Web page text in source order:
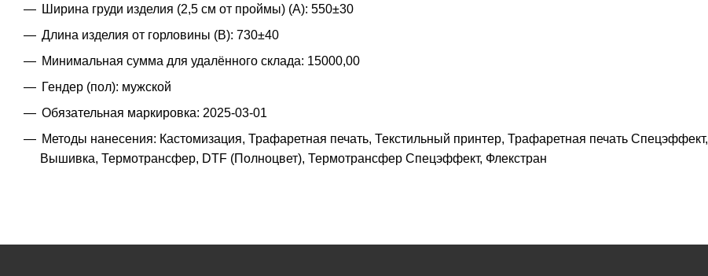
Ширина груди изделия (2,5 см от проймы) (A): 550±30
Длина изделия от горловины (B): 730±40
Минимальная сумма для удалённого склада: 15000,00
Гендер (пол): мужской
Обязательная маркировка: 2025-03-01
Методы нанесения: Кастомизация, Трафаретная печать, Текстильный принтер, Трафаретная печать Спецэффект,
Вышивка, Термотрансфер, DTF (Полноцвет), Термотрансфер Спецэффект, Флекстран